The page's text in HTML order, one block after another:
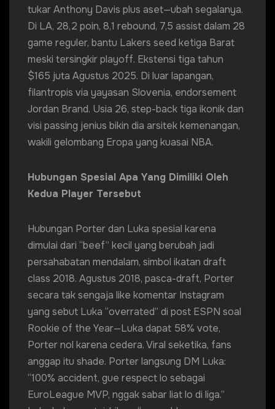
tukar Anthony Davis plus aset—ubah segalanya.
Di LA, 28,2 poin, 8,1 rebound, 7,5 assist dalam 28
game reguler, bantu Lakers seed ketiga Barat
meski tersingkir playoff. Ekstensi tiga tahun
$165 juta Agustus 2025. Di luar lapangan,
filantropis via yayasan Slovenia, endorsement
Jordan Brand. Usia 26, step-back tiga ikonik dan
visi passing jenius bikin dia arsitek kemenangan,
wakili gelombang Eropa yang kuasai NBA.
Hubungan Spesial Apa Yang Dimiliki Oleh
Kedua Player Tersebut
Hubungan Porter dan Luka spesial karena
dimulai dari “beef” kecil yang berubah jadi
persahabatan mendalam, simbol ikatan draft
class 2018. Agustus 2018, pasca-draft, Porter
secara tak sengaja like komentar Instagram
yang sebut Luka “overrated” di post ESPN soal
Rookie of the Year—Luka dapat 58% vote,
Porter nol karena cedera. Viral seketika, fans
anggap itu shade. Porter langsung DM Luka:
“100% accident, gue respect lo sebagai
EuroLeague MVP, nggak sabar liat lo di liga.”